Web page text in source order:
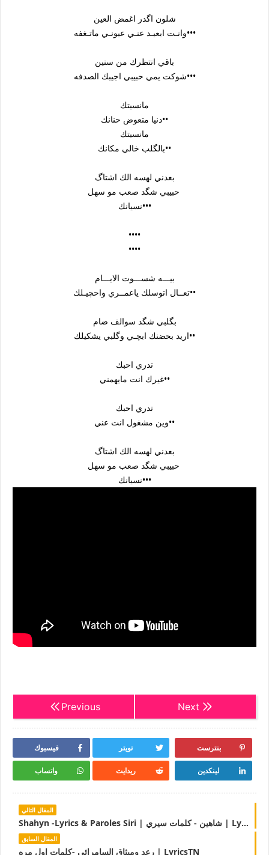
شلون اگدر اغمض العين
وانـت ابعيـد عنـي عيونـي ماتـغفه•••
باقي انتظرك من سنين
شوكت يمي حبيبي اجيبك الصدفه•••
مانسيتك
دنيا متعوض حنانك••
مانسيتك
بالگلب خالي مكانك••
بعدني لهسه الك اشتاگ
نسيانك•••
••••
••••
بيـــه شســـوت الايـــام
تعــال اتوسلك ياعمــري واحچيـلك••
بگلبي شگد سوالف ضام
اريد بحضنك ابچـي وگلبي يشكيلك••
تدري احبك
غيرك انت مايهمني••
تدري احبك
وين مشغول انت عني••
بعدني لهسه الك اشتاگ
نسيانك•••
Previous Next
فيسبوك تويتر بنترست
واتساب ريدايت لينكدين
المقال التالي
Shahyn -Lyrics & Paroles Siri | شاهين - كلمات سيري | LyricsTN
المقال السابق
رعد وميثاق السامرائي -كلمات اول مره | LyricsTN